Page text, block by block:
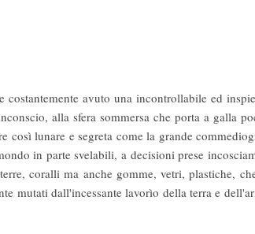
avuto una incontrollabile ed
alla sfera sommersa che porta a galla
lunare e segreta come la grande
in parte svelabili, a decisioni prese
coralli ma anche gomme, vetri, plastiche,
mutati dall'incessante lavorìo della terra e